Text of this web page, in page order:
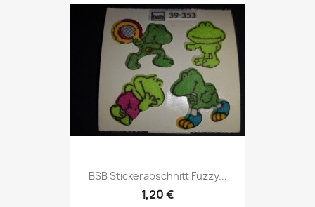
BSB Stickerabschnitt Fuzzy...
1,20 €